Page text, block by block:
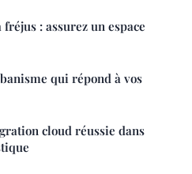
: assurez un espace
qui répond à vos
cloud réussie dans